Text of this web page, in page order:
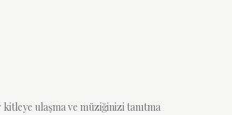
ulaşma ve müziğinizi tanıtma